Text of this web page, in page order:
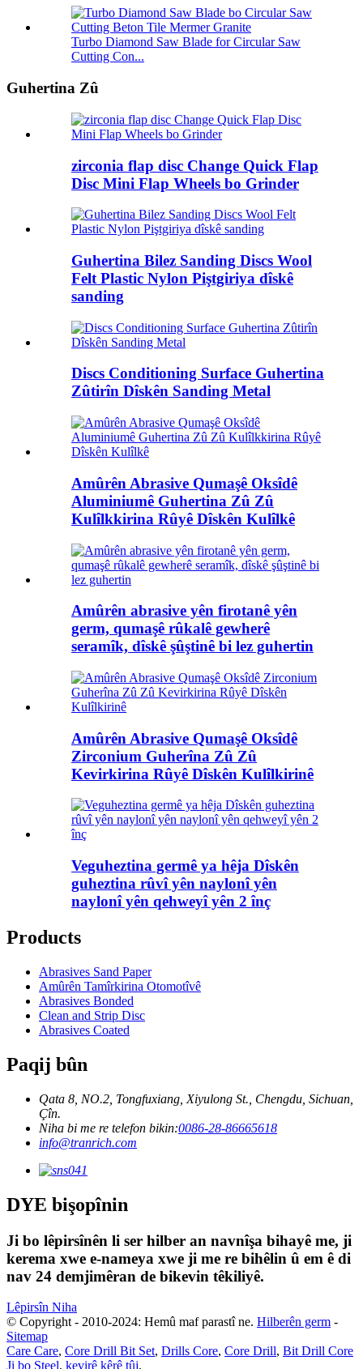
Turbo Diamond Saw Blade for Circular Saw
Cutting Con...
Guhertina Zû
zirconia flap disc Change Quick Flap
Disc Mini Flap Wheels bo Grinder
Guhertina Bilez Sanding Discs Wool
Felt Plastic Nylon Piştgiriya dîskê
sanding
Discs Conditioning Surface Guhertina
Zûtirîn Dîskên Sanding Metal
Amûrên Abrasive Qumaşê Oksîdê
Aluminiumê Guhertina Zû Zû
Kulîlkkirina Rûyê Dîskên Kulîlkê
Amûrên abrasive yên firotanê yên
germ, qumaşê rûkalê gewherê
seramîk, dîskê şûştinê bi lez guhertin
Amûrên Abrasive Qumaşê Oksîdê
Zirconium Guherîna Zû Zû
Kevirkirina Rûyê Dîskên Kulîlkirinê
Veguheztina germê ya hêja Dîskên
guheztina rûvî yên naylonî yên
naylonî yên qehweyî yên 2 înç
Products
Abrasives Sand Paper
Amûrên Tamîrkirina Otomotîvê
Abrasives Bonded
Clean and Strip Disc
Abrasives Coated
Paqij bûn
Qata 8, NO.2, Tongfuxiang, Xiyulong St., Chengdu, Sichuan,
Çîn.
Niha bi me re telefon bikin:0086-28-86665618
info@tranrich.com
DYE bişopînin
Ji bo lêpirsînên li ser hilber an navnîşa bihayê me, ji
kerema xwe e-nameya xwe ji me re bihêlin û em ê di
nav 24 demjimêran de bikevin têkiliyê.
Lêpirsîn Niha
© Copyright - 2010-2024: Hemû maf parastî ne. Hilberên germ -
Sitemap
Care Care, Core Drill Bit Set, Drills Core, Core Drill, Bit Drill Core
Ji bo Steel, kevirê kêrê tûj,